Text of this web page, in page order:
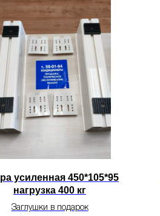
усиленная 450*105*95
нагрузка 400 кг
Заглушки в подарок